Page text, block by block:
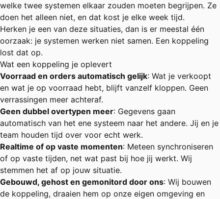
welke twee systemen elkaar zouden moeten begrijpen. Ze
doen het alleen niet, en dat kost je elke week tijd.
Herken je een van deze situaties, dan is er meestal één
oorzaak: je systemen werken niet samen. Een koppeling
lost dat op.
Wat een koppeling je oplevert
Voorraad en orders automatisch gelijk: Wat je verkoopt
en wat je op voorraad hebt, blijft vanzelf kloppen. Geen
verrassingen meer achteraf.
Geen dubbel overtypen meer: Gegevens gaan
automatisch van het ene systeem naar het andere. Jij en je
team houden tijd over voor echt werk.
Realtime of op vaste momenten: Meteen synchroniseren
of op vaste tijden, net wat past bij hoe jij werkt. Wij
stemmen het af op jouw situatie.
Gebouwd, gehost en gemonitord door ons: Wij bouwen
de koppeling, draaien hem op onze eigen omgeving en